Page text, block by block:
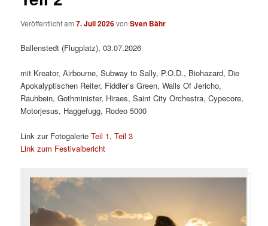
Veröffentlicht am7. Juli 2026vonSven Bähr
Ballenstedt (Flugplatz), 03.07.2026
mit Kreator, Airbourne, Subway to Sally, P.O.D., Biohazard, Die
Apokalyptischen Reiter, Fiddler’s Green, Walls Of Jericho,
Rauhbein, Gothminister, Hiraes, Saint City Orchestra, Cypecore,
Motorjesus, Haggefugg, Rodeo 5000
Link zur FotogalerieTeil 1,Teil 3
Link zum Festivalbericht